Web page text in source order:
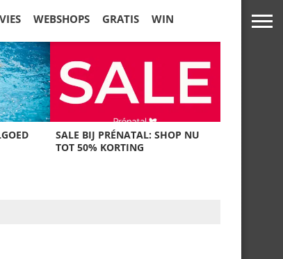
WEBSHOPS GRATIS WIN
SALE BIJ PRÉNATAL: SHOP NU
TOT 50% KORTING